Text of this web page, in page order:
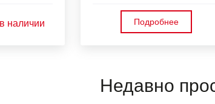
наличии Подробнее
Недавно